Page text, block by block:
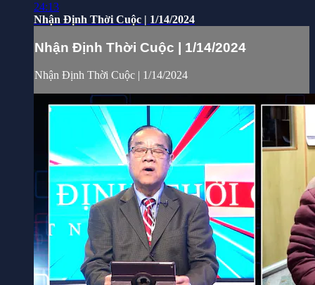
24:13
Nhận Định Thời Cuộc | 1/14/2024
Nhận Định Thời Cuộc | 1/14/2024
Nhận Định Thời Cuộc | 1/14/2024